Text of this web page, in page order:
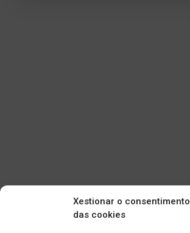
Xestionar o consentimento
das cookies